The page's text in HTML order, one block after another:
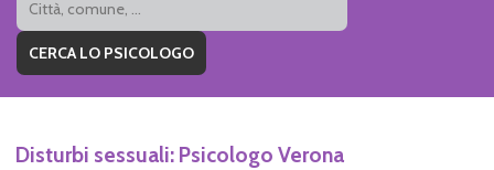
Disturbi sessuali: Psicologo Verona